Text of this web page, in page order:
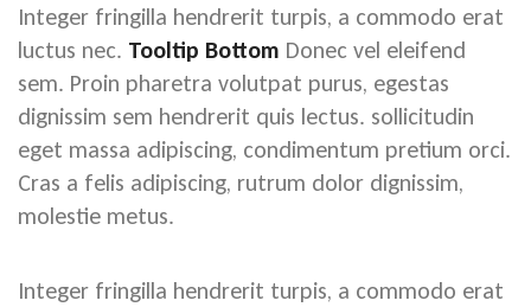
Integer fringilla hendrerit turpis, a commodo erat
luctus nec. Tooltip Bottom Donec vel eleifend
sem. Proin pharetra volutpat purus, egestas
dignissim sem hendrerit quis lectus. sollicitudin
eget massa adipiscing, condimentum pretium orci.
Cras a felis adipiscing, rutrum dolor dignissim,
molestie metus.
Integer fringilla hendrerit turpis, a commodo erat